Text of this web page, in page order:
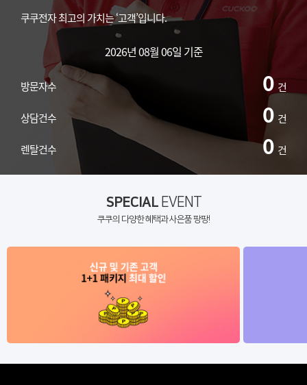
쿠쿠전자 최고의 가치는 ‘고객’입니다.
2026년 08월 06일 기준
방문자수 0 건
상담건수 0 건
렌탈건수 0 건
SPECIALEVENT
쿠쿠의 다양한 혜택과 사은품 팡팡!